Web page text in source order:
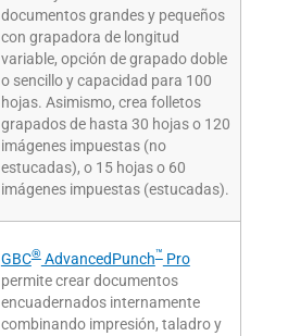
documentos grandes y pequeños
con grapadora de longitud
variable, opción de grapado doble
o sencillo y capacidad para 100
hojas. Asimismo, crea folletos
grapados de hasta 30 hojas o 120
imágenes impuestas (no
estucadas), o 15 hojas o 60
imágenes impuestas (estucadas).
GBC®AdvancedPunch™Pro
permite crear documentos
encuadernados internamente
combinando impresión, taladro y